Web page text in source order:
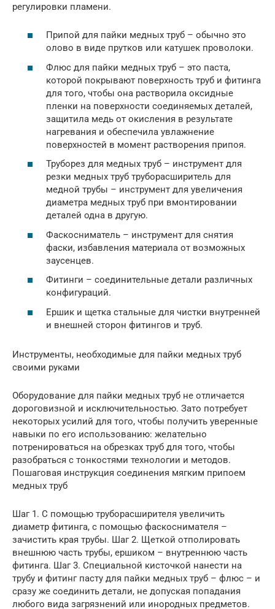
регулировки пламени.
Припой для пайки медных труб – обычно это
олово в виде прутков или катушек проволоки.
Флюс для пайки медных труб – это паста,
которой покрывают поверхность труб и фитинга
для того, чтобы она растворила оксидные
пленки на поверхности соединяемых деталей,
защитила медь от окисления в результате
нагревания и обеспечила увлажнение
поверхностей в момент растворения припоя.
Труборез для медных труб – инструмент для
резки медных труб труборасширитель для
медной трубы – инструмент для увеличения
диаметра медных труб при вмонтировании
деталей одна в другую.
Фаскосниматель – инструмент для снятия
фаски, избавления материала от возможных
заусенцев.
Фитинги – соединительные детали различных
конфигураций.
Ершик и щетка стальные для чистки внутренней
и внешней сторон фитингов и труб.
Инструменты, необходимые для пайки медных труб
своими руками
Оборудование для пайки медных труб не отличается
дороговизной и исключительностью. Зато потребует
некоторых усилий для того, чтобы получить уверенные
навыки по его использованию: желательно
потренироваться на обрезках труб для того, чтобы
разобраться с тонкостями технологии и методов.
Пошаговая инструкция соединения мягким припоем
медных труб
Шаг 1. С помощью труборасширителя увеличить
диаметр фитинга, с помощью фаскоснимателя –
зачистить края трубы. Шаг 2. Щеткой отполировать
внешнюю часть трубы, ершиком – внутреннюю часть
фитинга. Шаг 3. Специальной кисточкой нанести на
трубу и фитинг пасту для пайки медных труб – флюс – и
сразу же соединить детали, не допуская попадания
любого вида загрязнений или инородных предметов.